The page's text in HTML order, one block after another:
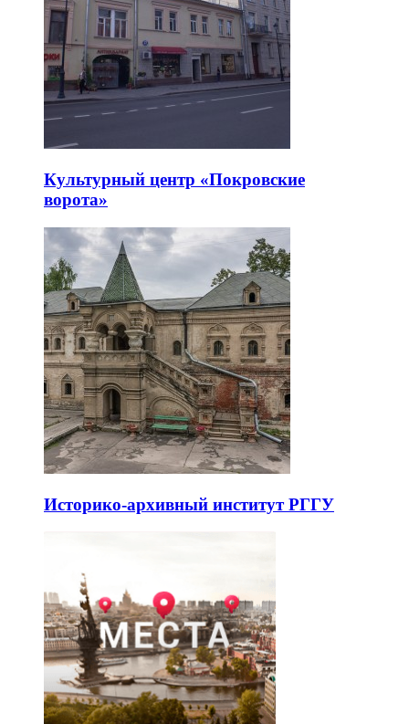
Культурный центр «Покровские
ворота»
Историко-архивный институт РГГУ